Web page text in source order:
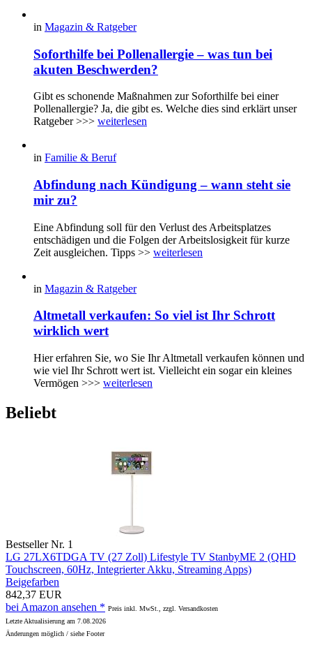
in Magazin & Ratgeber
Soforthilfe bei Pollenallergie – was tun bei
akuten Beschwerden?
Gibt es schonende Maßnahmen zur Soforthilfe bei einer
Pollenallergie? Ja, die gibt es. Welche dies sind erklärt unser
Ratgeber >>> weiterlesen
in Familie & Beruf
Abfindung nach Kündigung – wann steht sie
mir zu?
Eine Abfindung soll für den Verlust des Arbeitsplatzes
entschädigen und die Folgen der Arbeitslosigkeit für kurze
Zeit ausgleichen. Tipps >> weiterlesen
in Magazin & Ratgeber
Altmetall verkaufen: So viel ist Ihr Schrott
wirklich wert
Hier erfahren Sie, wo Sie Ihr Altmetall verkaufen können und
wie viel Ihr Schrott wert ist. Vielleicht ein sogar ein kleines
Vermögen >>> weiterlesen
Beliebt
Bestseller Nr. 1
LG 27LX6TDGA TV (27 Zoll) Lifestyle TV StanbyME 2 (QHD
Touchscreen, 60Hz, Integrierter Akku, Streaming Apps)
Beigefarben
842,37 EUR
bei Amazon ansehen * Preis inkl. MwSt., zzgl. Versandkosten
Letzte Aktualisierung am 7.08.2026
Änderungen möglich / siehe Footer